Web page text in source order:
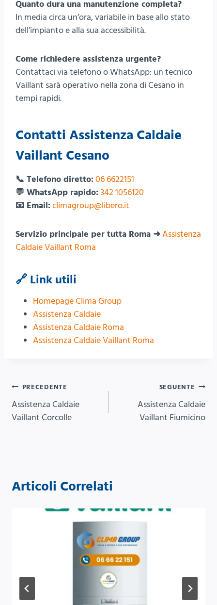
Quanto dura una manutenzione completa?
In media circa un’ora, variabile in base allo stato
dell’impianto e alla sua accessibilità.
Come richiedere assistenza urgente?
Contattaci via telefono o WhatsApp: un tecnico
Vaillant sarà operativo nella zona di Cesano in
tempi rapidi.
Contatti Assistenza Caldaie
Vaillant Cesano
📞 Telefono diretto: 06 6622151
💬 WhatsApp rapido: 342 1056120
📧 Email: climagroup@libero.it
Servizio principale per tutta Roma ➜Assistenza
Caldaie Vaillant Roma
🔗 Link utili
Homepage Clima Group
Assistenza Caldaie
Assistenza Caldaie Roma
Assistenza Caldaie Vaillant Roma
Navigazione
articoli
PRECEDENTE
Assistenza Caldaie
Vaillant Corcolle
SEGUENTE
Assistenza Caldaie
Vaillant Fiumicino
Articoli Correlati